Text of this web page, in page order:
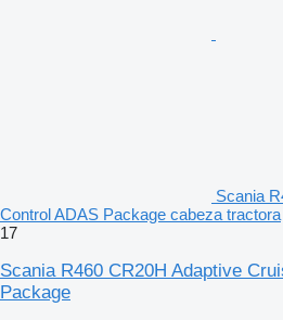
Scania
Control ADAS Package cabeza tractora
17
Scania R460 CR20H Adaptive
Package